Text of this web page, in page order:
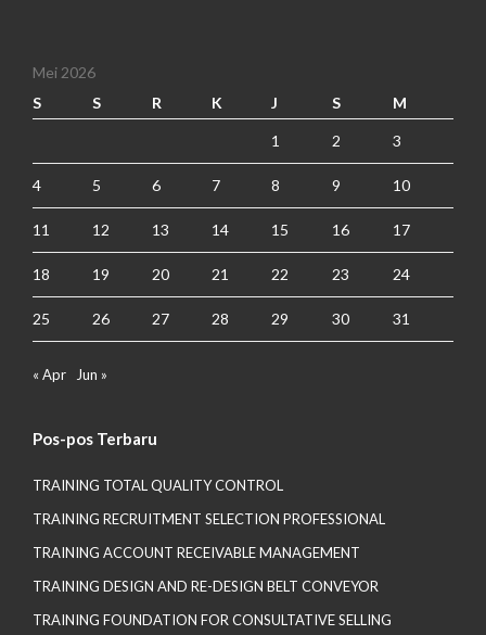
Mei 2026
S
S R K J S M
1 2 3
4 5 6 7 8 9 10
11 12 13 14 15 16 17
18 19 20 21 22 23 24
25 26 27 28 29 30 31
« Apr Jun »
Pos-pos Terbaru
TRAINING TOTAL QUALITY CONTROL
TRAINING RECRUITMENT SELECTION PROFESSIONAL
TRAINING ACCOUNT RECEIVABLE MANAGEMENT
TRAINING DESIGN AND RE-DESIGN BELT CONVEYOR
TRAINING FOUNDATION FOR CONSULTATIVE SELLING